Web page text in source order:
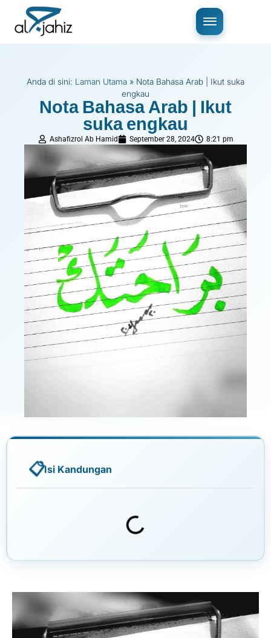
Anda di sini: Laman Utama » Nota Bahasa Arab | Ikut suka
engkau
Nota Bahasa Arab | Ikut
suka engkau
Ashafizrol Ab Hamid September 28, 2024 8:21 pm
Isi Kandungan